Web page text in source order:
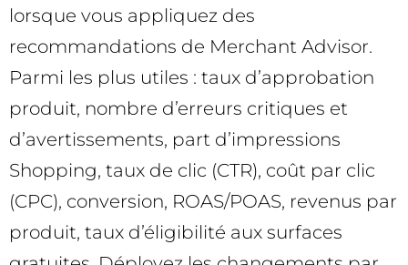
lorsque vous appliquez des
recommandations de Merchant Advisor.
Parmi les plus utiles : taux d’approbation
produit, nombre d’erreurs critiques et
d’avertissements, part d’impressions
Shopping, taux de clic (CTR), coût par clic
(CPC), conversion, ROAS/POAS, revenus par
produit, taux d’éligibilité aux surfaces